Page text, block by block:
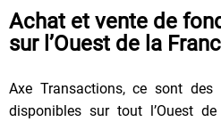
Achat et vente de
sur l’Ouest de la
Axe Transactions, ce sont des
disponibles sur tout l’Ouest